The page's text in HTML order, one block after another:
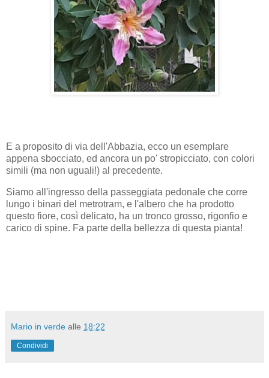
E a proposito di via dell'Abbazia, ecco un esemplare
appena sbocciato, ed ancora un po' stropicciato, con colori
simili (ma non uguali!) al precedente.
Siamo all'ingresso della passeggiata pedonale che corre
lungo i binari del metrotram, e l'albero che ha prodotto
questo fiore, così delicato, ha un tronco grosso, rigonfio e
carico di spine. Fa parte della bellezza di questa pianta!
Mario in verde alle 18:22
Condividi